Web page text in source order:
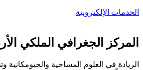
الخدمات الإلكترونية
المركز الجغرافي الملكي
الريادة في العلوم المساحية والجيومكانية